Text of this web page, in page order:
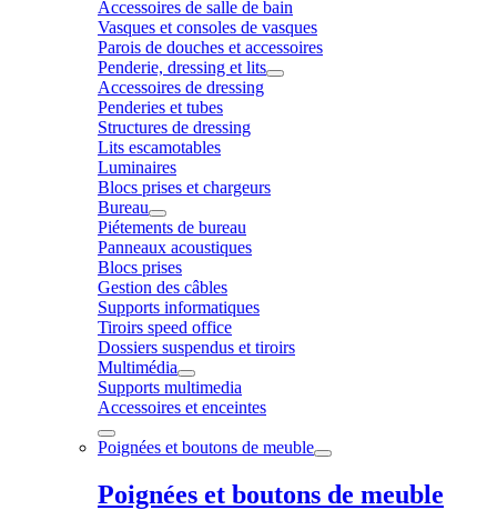
Accessoires de salle de bain
Vasques et consoles de vasques
Parois de douches et accessoires
Penderie, dressing et lits
Accessoires de dressing
Penderies et tubes
Structures de dressing
Lits escamotables
Luminaires
Blocs prises et chargeurs
Bureau
Piétements de bureau
Panneaux acoustiques
Blocs prises
Gestion des câbles
Supports informatiques
Tiroirs speed office
Dossiers suspendus et tiroirs
Multimédia
Supports multimedia
Accessoires et enceintes
Poignées et boutons de meuble
Poignées et boutons de meuble